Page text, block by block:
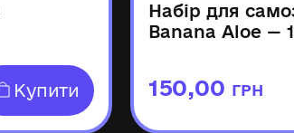
Купити
Набір для
Banana Aloe —
150,00 ГРН